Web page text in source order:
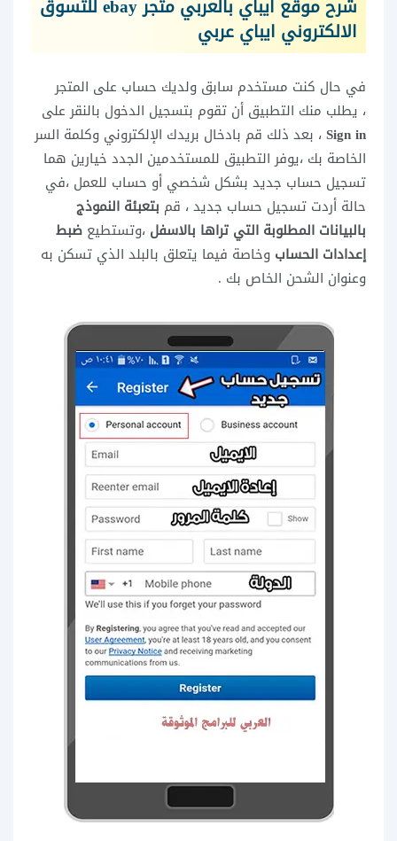
شرح موقع ايباي بالعربي متجر ebay للتسوق
الالكتروني ايباي عربي
في حال كنت مستخدم سابق ولديك حساب على المتجر
، يطلب منك التطبيق أن تقوم بتسجيل الدخول بالنقر على
Sign in، بعد ذلك قم بادخال بريدك الإلكتروني وكلمة السر
الخاصة بك ،يوفر التطبيق للمستخدمين الجدد خيارين هما
تسجيل حساب جديد بشكل شخصي أو حساب للعمل ،في
حالة أردت تسجيل حساب جديد ، قم بتعبئة النموذج
بالبيانات المطلوبة التي تراها بالاسفل ،وتستطيع ضبط
إعدادات الحساب وخاصة فيما يتعلق بالبلد الذي تسكن به
وعنوان الشحن الخاص بك .